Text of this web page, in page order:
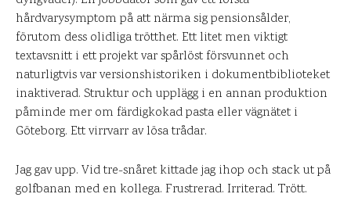
hårdvarysymptom på att närma sig pensionsålder,
förutom dess olidliga trötthet. Ett litet men viktigt
textavsnitt i ett projekt var spårlöst försvunnet och
naturligtvis var versionshistoriken i dokumentbiblioteket
inaktiverad. Struktur och upplägg i en annan produktion
påminde mer om färdigkokad pasta eller vägnätet i
Göteborg. Ett virrvarr av lösa trådar.
Jag gav upp. Vid tre-snåret kittade jag ihop och stack ut på
golfbanan med en kollega. Frustrerad. Irriterad. Trött.